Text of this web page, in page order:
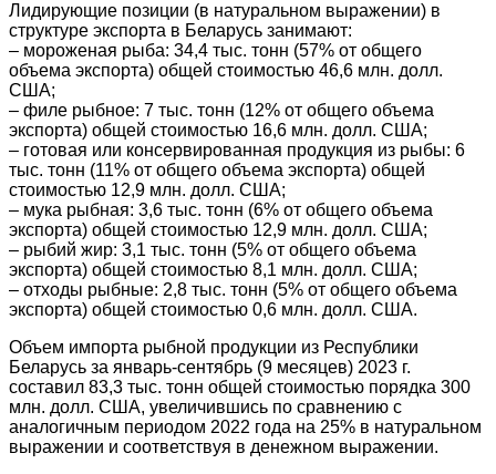
Лидирующие позиции (в натуральном выражении) в
структуре экспорта в Беларусь занимают:
– мороженая рыба: 34,4 тыс. тонн (57% от общего
объема экспорта) общей стоимостью 46,6 млн. долл.
США;
– филе рыбное: 7 тыс. тонн (12% от общего объема
экспорта) общей стоимостью 16,6 млн. долл. США;
– готовая или консервированная продукция из рыбы: 6
тыс. тонн (11% от общего объема экспорта) общей
стоимостью 12,9 млн. долл. США;
– мука рыбная: 3,6 тыс. тонн (6% от общего объема
экспорта) общей стоимостью 12,9 млн. долл. США;
– рыбий жир: 3,1 тыс. тонн (5% от общего объема
экспорта) общей стоимостью 8,1 млн. долл. США;
– отходы рыбные: 2,8 тыс. тонн (5% от общего объема
экспорта) общей стоимостью 0,6 млн. долл. США.
Объем импорта рыбной продукции из Республики
Беларусь за январь-сентябрь (9 месяцев) 2023 г.
составил 83,3 тыс. тонн общей стоимостью порядка 300
млн. долл. США, увеличившись по сравнению с
аналогичным периодом 2022 года на 25% в натуральном
выражении и соответствуя в денежном выражении.